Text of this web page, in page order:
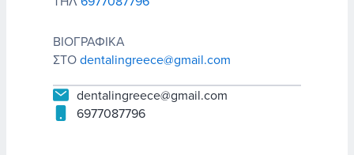
ΒΙΟΓΡΑΦΙΚΑ
ΣΤΟdentalingreece@gmail.com
dentalingreece@gmail.com
6977087796